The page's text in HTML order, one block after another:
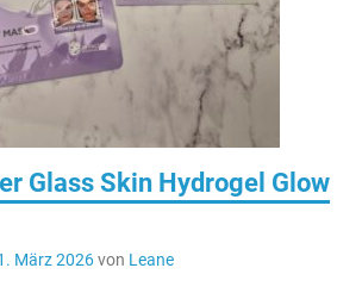
Glass Skin Hydrogel Glow
März 2026von Leane